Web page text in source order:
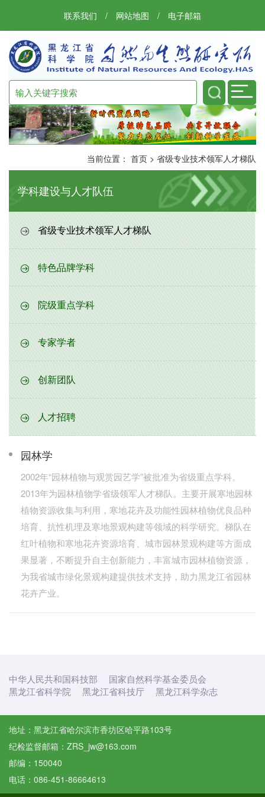
联系我们 / 网站地图 / 电子邮箱
当前位置： 首页 > 省级专业技术领军人才梯队
学科建设与人才队伍
省级专业技术领军人才梯队
特色品牌学科
院级重点学科
专家学者
创新团队
人才招聘
园林学
2002年“园林植物与观赏园艺学”被批准为省级重点学科。
2013年为园林植物学省级领军人才梯队。主要开展寒地园林
植物资源收集与利用，寒地花卉及功能性园林植物优良品种
培育、抗性机理及寒地景观构建等领域的科学研究。梯队在
红叶植物和寒地花卉资源培育、城市园林景观构建等方面成
果显著，不断提升自主创新能力，丰富城市园林植物资源，
为我省城市绿化景观构建提供技术支持，助力黑龙江省园林
花卉产业。
中华人民共和国科技部
国家自然科学基金委员会
黑龙江省科学院
黑龙江省科技厅 黑龙江科学杂志
地址：黑龙江省哈尔滨市香坊区哈平路103号
纪检监督邮箱：ZRS_jw@163.com
邮编：150040
电话：086-451-86664613